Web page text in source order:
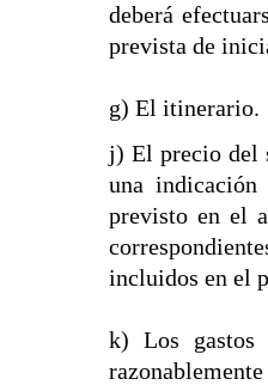
deberá
prevista de
g) El itinerario.
j) El precio del
una
previsto en el
incluidos en el
k) Los gastos